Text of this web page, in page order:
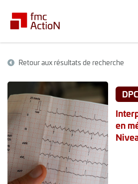
Retour aux résultats de recherche
DPC
en